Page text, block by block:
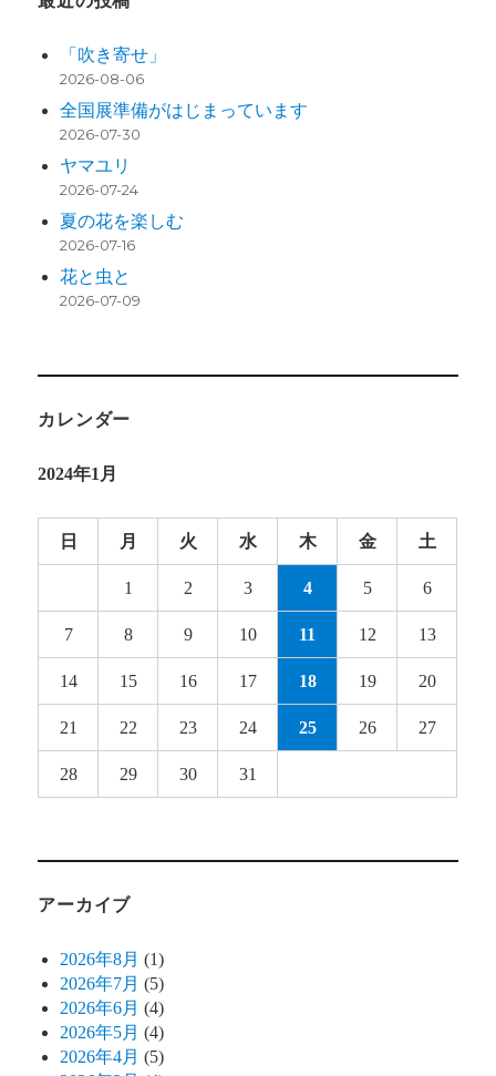
「吹き寄せ」
2026-08-06
全国展準備がはじまっています
2026-07-30
ヤマユリ
2026-07-24
夏の花を楽しむ
2026-07-16
花と虫と
2026-07-09
カレンダー
2024年1月
日 月 火 水 木 金 土
1 2 3 4 5 6
7 8 9 10 11 12 13
14 15 16 17 18 19 20
21 22 23 24 25 26 27
28 29 30 31
アーカイブ
2026年8月 (1)
2026年7月 (5)
2026年6月 (4)
2026年5月 (4)
2026年4月 (5)